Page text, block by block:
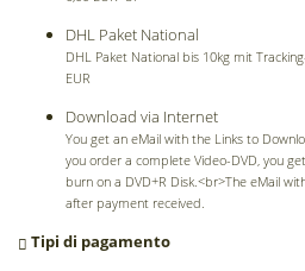
DHL Paket National
DHL Paket National bis 10kg mit
EUR
Download via Internet
You get an eMail with the Links to
you order a complete Video-DVD, you
burn on a DVD+R Disk.<br>The eMail
after payment received.
Tipi di pagamento